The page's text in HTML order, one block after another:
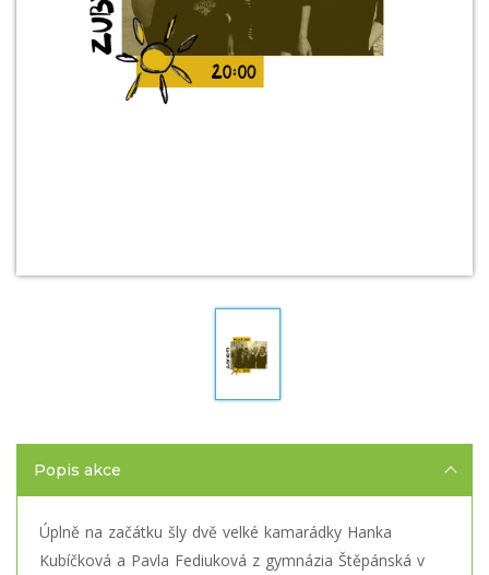
Popis akce
Úplně na začátku šly dvě velké kamarádky Hanka
Kubíčková a Pavla Fediuková z gymnázia Štěpánská v